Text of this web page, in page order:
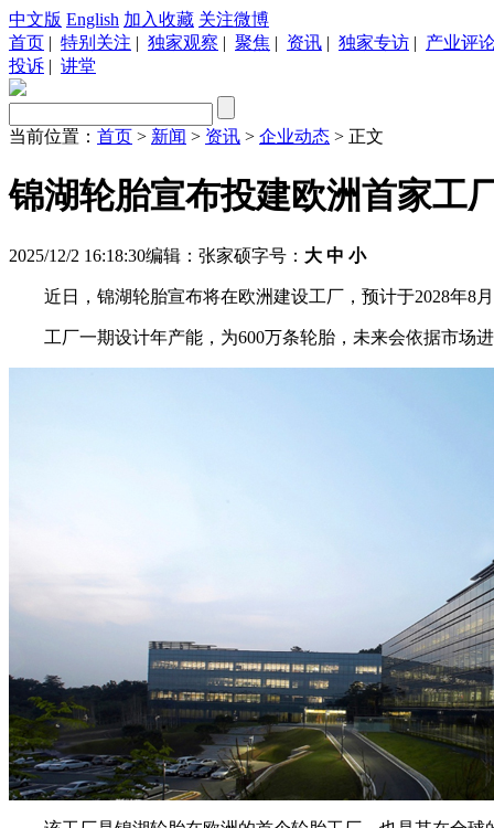
中文版 English 加入收藏 关注微博
首页 | 特别关注 | 独家观察 | 聚焦 | 资讯 | 独家专访 | 产业评
投诉 | 讲堂
当前位置： 首页 > 新闻 > 资讯 > 企业动态 > 正文
锦湖轮胎宣布投建欧洲首家工
2025/12/2 16:18:30编辑：张家硕字号： 大 中 小
近日，锦湖轮胎宣布将在欧洲建设工厂，预计于2028年8
工厂一期设计年产能，为600万条轮胎，未来会依据市场